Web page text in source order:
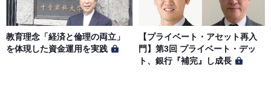
教育理念「経済と倫理の両立」
を体現した資金運用を実践
【プライベート・アセット再入
門】第3回 プライベート・デッ
ト、銀行『補完』し成長